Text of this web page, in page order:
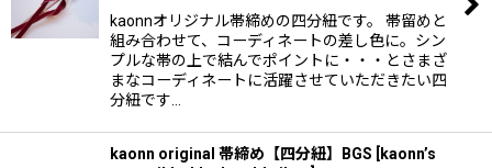
kaonnオリジナル帯締めの四分紐です。 帯留めと
組み合わせて、コーディネートの差し色に。シン
プルな帯の上で結んでポイントに・・・とさまざ
まなコーディネートに活躍させていただきたい四
分紐です…
kaonn original 帯締め【四分紐】BGS
kaonn’s